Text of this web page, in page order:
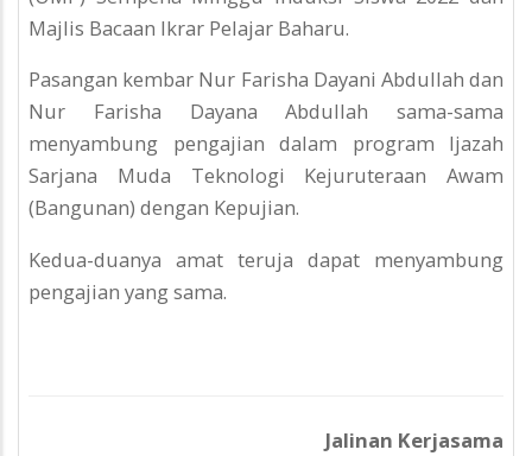
Majlis Bacaan Ikrar Pelajar Baharu.
Pasangan kembar Nur Farisha Dayani Abdullah dan
Nur Farisha Dayana Abdullah sama-sama
menyambung pengajian dalam program Ijazah
Sarjana Muda Teknologi Kejuruteraan Awam
(Bangunan) dengan Kepujian.
Kedua-duanya amat teruja dapat menyambung
pengajian yang sama.
Jalinan Kerjasama